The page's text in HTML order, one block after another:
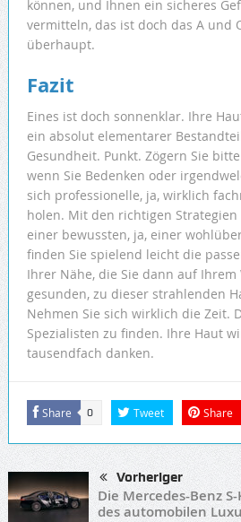
können, und Ihnen ein sicheres
vermitteln, das ist doch das A und
überhaupt.
Fazit
Eines ist doch sonnenklar. Ihre
ein absolut elementarer
Gesundheit. Punkt. Zögern Sie
wenn Sie Bedenken oder
sich professionelle, ja, wirklich
holen. Mit den richtigen
einer bewussten, ja, einer
finden Sie spielend leicht die
Ihrer Nähe, die Sie dann auf Ihrem
gesunden, zu dieser strahlenden
Nehmen Sie sich wirklich die Zeit.
Spezialisten zu finden. Ihre Haut
tausendfach danken.
Share 0 Tweet Share
Vorheriger
Die Mercedes-Benz
des automobilen